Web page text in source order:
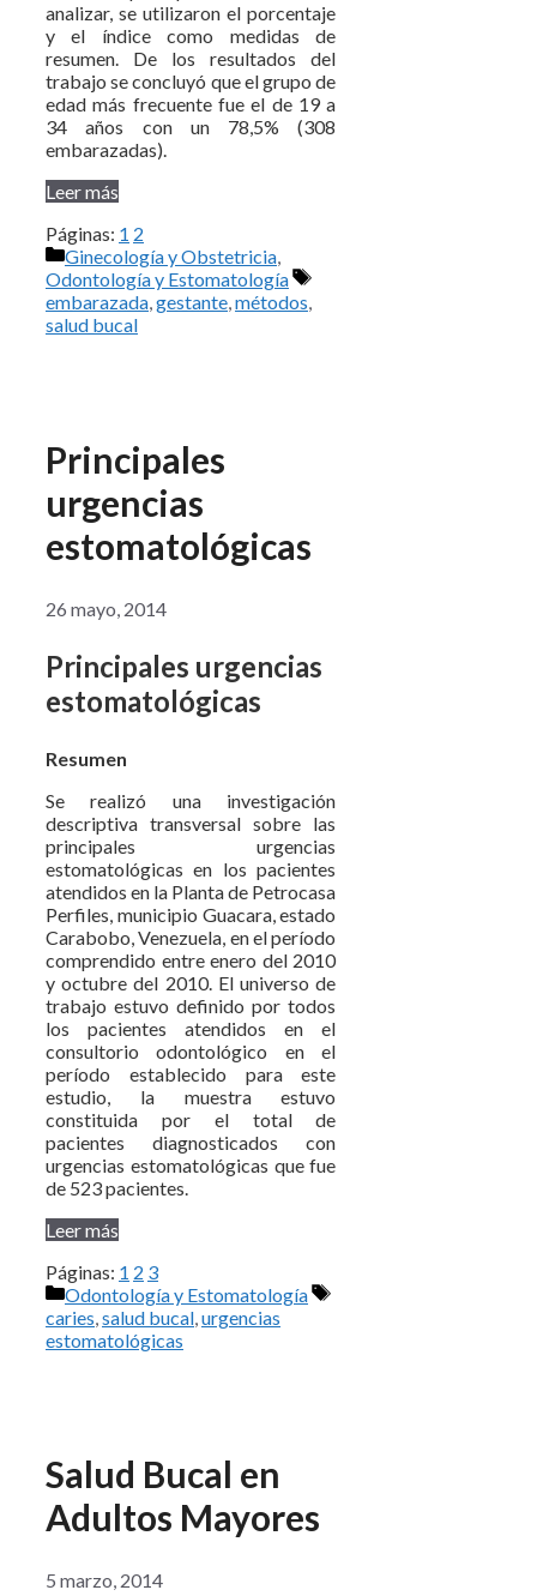
analizar, se utilizaron el porcentaje
y el índice como medidas de
resumen. De los resultados del
trabajo se concluyó que el grupo de
edad más frecuente fue el de 19 a
34 años con un 78,5% (308
embarazadas).
Leer más
Páginas: 1 2
Categorías
Ginecología y Obstetricia
Odontología y Estomatología
Etiquetas
embarazada gestante métodos
salud bucal
Principales
urgencias
estomatológicas
26 mayo, 2014
Principales urgencias
estomatológicas
Resumen
Se realizó una investigación
descriptiva transversal sobre las
principales urgencias
estomatológicas en los pacientes
atendidos en la Planta de Petrocasa
Perfiles, municipio Guacara, estado
Carabobo, Venezuela, en el período
comprendido entre enero del 2010
y octubre del 2010. El universo de
trabajo estuvo definido por todos
los pacientes atendidos en el
consultorio odontológico en el
período establecido para este
estudio, la muestra estuvo
constituida por el total de
pacientes diagnosticados con
urgencias estomatológicas que fue
de 523 pacientes.
Leer más
Páginas: 1 2 3
Categorías
Odontología y Estomatología
Etiquetas
caries salud bucal urgencias
estomatológicas
Salud Bucal en
Adultos Mayores
5 marzo, 2014